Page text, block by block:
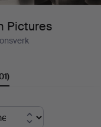
Pictures